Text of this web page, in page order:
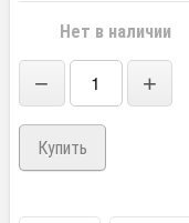
Нет в наличии
− +